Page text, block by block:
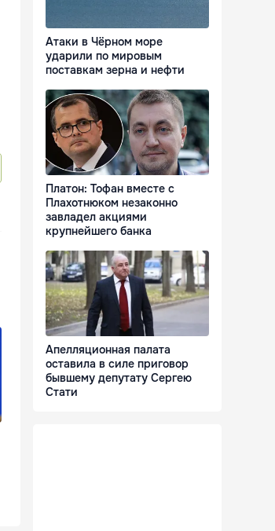
Атаки в Чёрном море
ударили по мировым
поставкам зерна и нефти
Платон: Тофан вместе с
Плахотнюком незаконно
завладел акциями
крупнейшего банка
Апелляционная палата
оставила в силе приговор
бывшему депутату Сергею
Стати